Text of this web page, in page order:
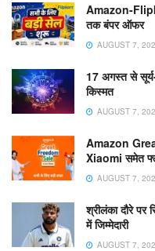
Amazon-
तक बंपर ऑफर
AUGUST 7,
17 अगस्त से
किस्मत
AUGUST 7,
Amazon
Xiaomi समेत
AUGUST 7,
श्रीलंका दौरे पर
में जिम्मेदारी
AUGUST 7,